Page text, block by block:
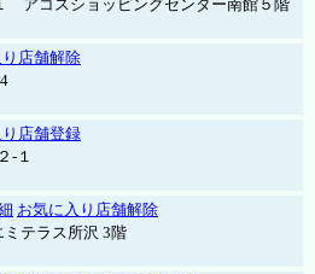
アコスショッピングセンター南館５階
店舗解除
店舗登録
-１
お気に入り店舗解除
テラス所沢 3階